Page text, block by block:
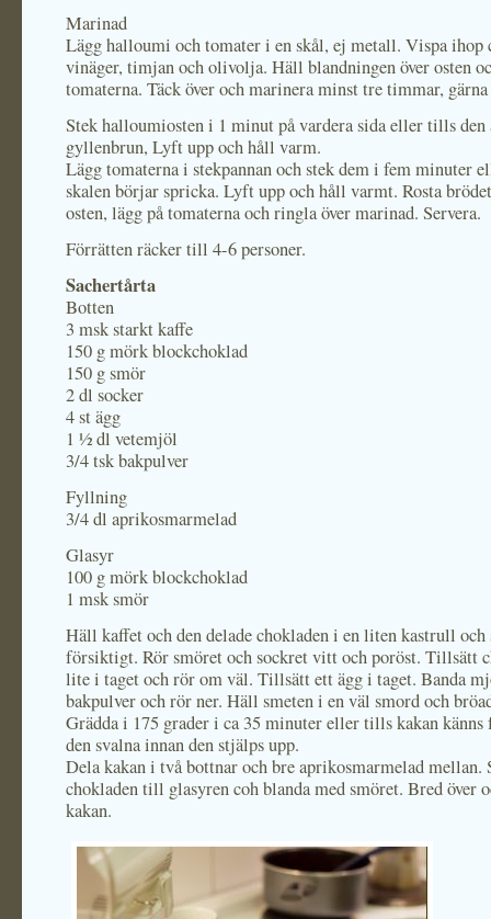
Marinad
Lägg halloumi och tomater i en skål, ej metall. Vispa ihop
vinäger, timjan och olivolja. Häll blandningen över osten
tomaterna. Täck över och marinera minst tre timmar,
Stek halloumiosten i 1 minut på vardera sida eller tills den
gyllenbrun, Lyft upp och håll varm.
Lägg tomaterna i stekpannan och stek dem i fem minuter
skalen börjar spricka. Lyft upp och håll varmt. Rosta
osten, lägg på tomaterna och ringla över marinad. Servera.
Förrätten räcker till 4-6 personer.
Sachertårta
Botten
3 msk starkt kaffe
150 g mörk blockchoklad
150 g smör
2 dl socker
4 st ägg
1 ½ dl vetemjöl
3/4 tsk bakpulver
Fyllning
3/4 dl aprikosmarmelad
Glasyr
100 g mörk blockchoklad
1 msk smör
Häll kaffet och den delade chokladen i en liten kastrull och
försiktigt. Rör smöret och sockret vitt och poröst. Tillsätt
lite i taget och rör om väl. Tillsätt ett ägg i taget. Banda
bakpulver och rör ner. Häll smeten i en väl smord och
Grädda i 175 grader i ca 35 minuter eller tills kakan
den svalna innan den stjälps upp.
Dela kakan i två bottnar och bre aprikosmarmelad mellan.
chokladen till glasyren coh blanda med smöret. Bred över
kakan.